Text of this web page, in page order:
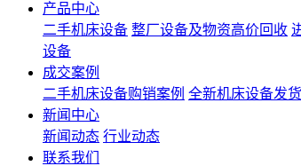
产品中心
二手机床设备 整厂设备及物资高价回收
设备
成交案例
二手机床设备购销案例 全新机床设备发
新闻中心
新闻动态 行业动态
联系我们